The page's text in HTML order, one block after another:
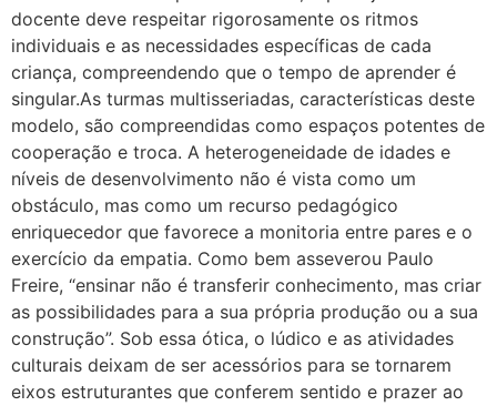
docente deve respeitar rigorosamente os ritmos
individuais e as necessidades específicas de cada
criança, compreendendo que o tempo de aprender é
singular.As turmas multisseriadas, características deste
modelo, são compreendidas como espaços potentes de
cooperação e troca. A heterogeneidade de idades e
níveis de desenvolvimento não é vista como um
obstáculo, mas como um recurso pedagógico
enriquecedor que favorece a monitoria entre pares e o
exercício da empatia. Como bem asseverou Paulo
Freire, “ensinar não é transferir conhecimento, mas criar
as possibilidades para a sua própria produção ou a sua
construção”. Sob essa ótica, o lúdico e as atividades
culturais deixam de ser acessórios para se tornarem
eixos estruturantes que conferem sentido e prazer ao